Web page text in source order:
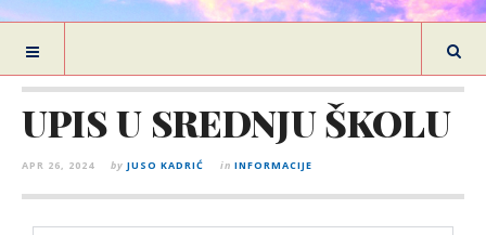
UPIS U SREDNJU ŠKOLU
APR 26, 2024 by JUSO KADRIĆ in INFORMACIJE